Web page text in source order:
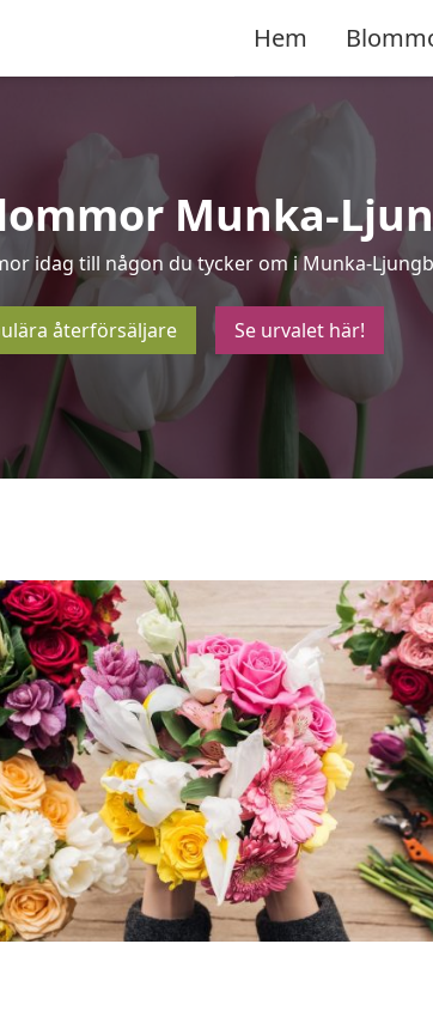
Hem
Munka-
idag till någon du tycker om i Munka-
återförsäljare Se urvalet här!